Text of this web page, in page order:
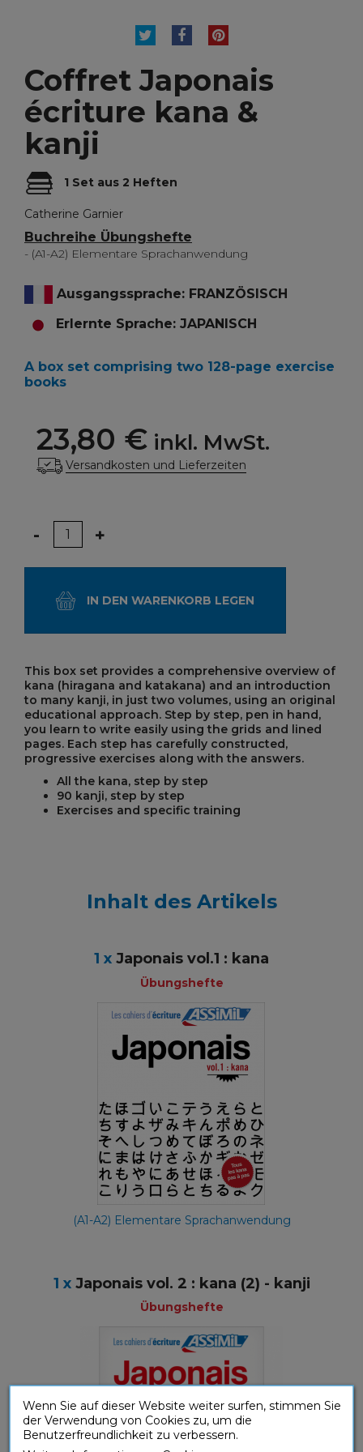
TWEETTEILENPINTEREST
Coffret Japonais
écriture kana &
kanji
1 Set aus 2 Heften
Catherine Garnier
Buchreihe Übungshefte
- (A1-A2) Elementare Sprachanwendung
Ausgangssprache: FRANZÖSISCH
Erlernte Sprache: JAPANISCH
A box set comprising two 128-page exercise
books
23,80 € inkl. MwSt.
Versandkosten und Lieferzeiten
Menge
- +
IN DEN WARENKORB LEGEN
This box set provides a comprehensive overview of
kana (hiragana and katakana) and an introduction
to many kanji, in just two volumes, using an original
educational approach. Step by step, pen in hand,
you learn to write easily using the grids and lined
pages. Each step has carefully constructed,
progressive exercises along with the answers.
All the kana, step by step
90 kanji, step by step
Exercises and specific training
Inhalt des Artikels
1 x Japonais vol.1 : kana
Übungshefte
(A1-A2) Elementare Sprachanwendung
1 x Japonais vol. 2 : kana (2) - kanji
Übungshefte
Wenn Sie auf dieser Website weiter surfen, stimmen Sie
der Verwendung von Cookies zu, um die
Benutzerfreundlichkeit zu verbessern.